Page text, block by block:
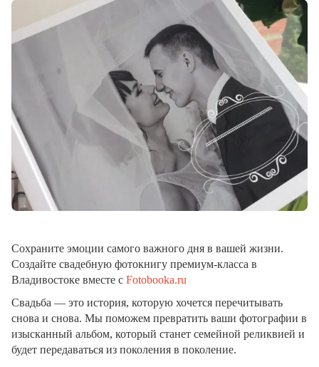
Сохраните эмоции самого важного дня в вашей жизни.
Создайте свадебную фотокнигу премиум-класса в
Владивостоке вместе с Fotobooka.ru
Свадьба — это история, которую хочется перечитывать
снова и снова. Мы поможем превратить ваши фотографии в
изысканный альбом, который станет семейной реликвией и
будет передаваться из поколения в поколение.